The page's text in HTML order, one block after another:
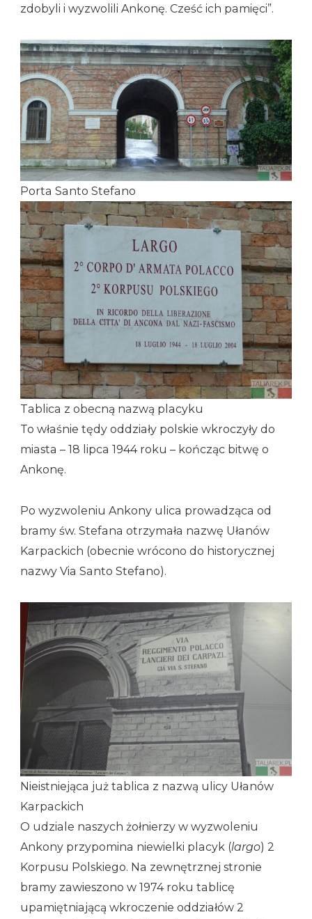
zdobyli i wyzwolili Ankonę. Cześć ich pamięci”.
Porta Santo Stefano
Tablica z obecną nazwą placyku
To właśnie tędy oddziały polskie wkroczyły do
miasta – 18 lipca 1944 roku – kończąc bitwę o
Ankonę.
Po wyzwoleniu Ankony ulica prowadząca od
bramy św. Stefana otrzymała nazwę Ułanów
Karpackich (obecnie wrócono do historycznej
nazwy Via Santo Stefano).
Nieistniejąca już tablica z nazwą ulicy Ułanów
Karpackich
O udziale naszych żołnierzy w wyzwoleniu
Ankony przypomina niewielki placyk (largo) 2
Korpusu Polskiego. Na zewnętrznej stronie
bramy zawieszono w 1974 roku tablicę
upamiętniającą wkroczenie oddziałów 2